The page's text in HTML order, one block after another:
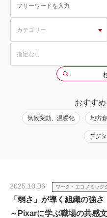
おすす
気候変動、温暖化 地方
デジ
2025.10.06 ワーク・エコノミック
「弱さ」が導く組織の強さ
～Pixarに学ぶ職場の共感